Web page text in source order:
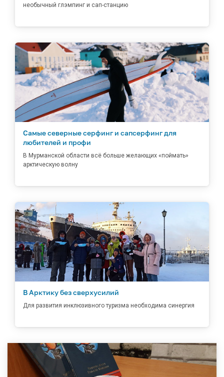
необычный глэмпинг и сап-станцию
Самые северные серфинг и сапсерфинг для
любителей и профи
В Мурманской области всё больше желающих «поймать»
арктическую волну
В Арктику без сверхусилий
Для развития инклюзивного туризма необходима синергия